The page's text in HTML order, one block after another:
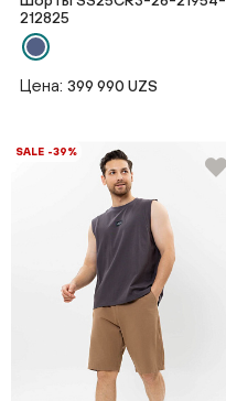
212825
Цена: 399 990 UZS
SALE -39%